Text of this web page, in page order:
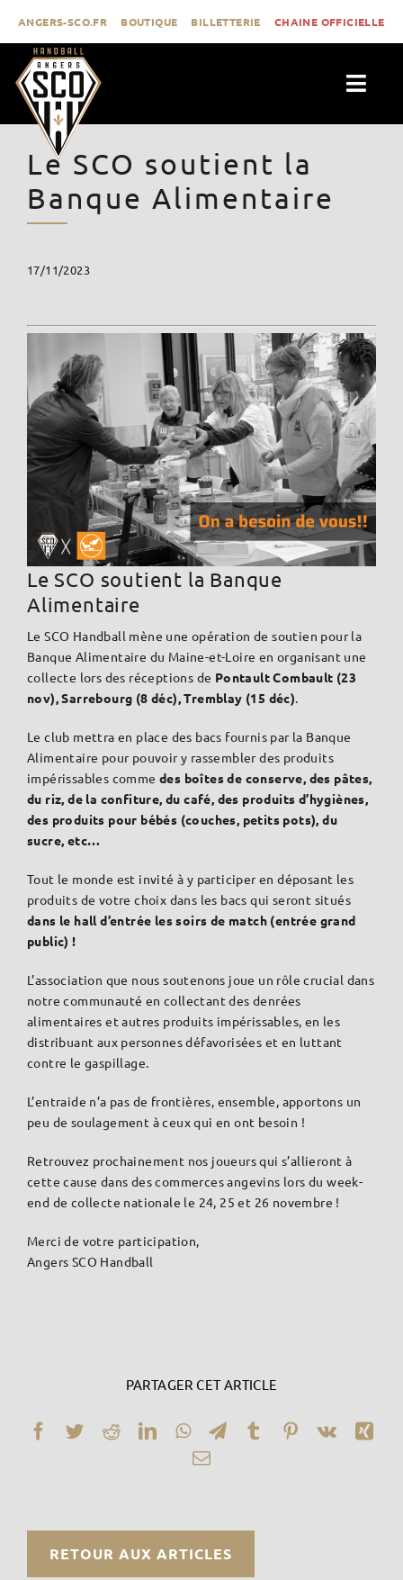
contenu
ANGERS-SCO.FR BOUTIQUE BILLETTERIE CHAINE OFFICIELLE
ACTUALITÉS
CLUB
PROLIGUE
Le SCO soutient la
Banque Alimentaire
17/11/2023
Le SCO soutient la Banque
Alimentaire
Le SCO Handball mène une opération de soutien pour la
Banque Alimentaire du Maine-et-Loire en organisant une
collecte lors des réceptions de Pontault Combault (23
nov), Sarrebourg (8 déc), Tremblay (15 déc).
Le club mettra en place des bacs fournis par la Banque
Alimentaire pour pouvoir y rassembler des produits
impérissables comme des boîtes de conserve, des pâtes,
du riz, de la confiture, du café, des produits d’hygiènes,
des produits pour bébés (couches, petits pots), du
sucre, etc…
Tout le monde est invité à y participer en déposant les
produits de votre choix dans les bacs qui seront situés
dans le hall d’entrée les soirs de match (entrée grand
public) !
L’association que nous soutenons joue un rôle crucial dans
notre communauté en collectant des denrées
alimentaires et autres produits impérissables, en les
distribuant aux personnes défavorisées et en luttant
contre le gaspillage.
L’entraide n’a pas de frontières, ensemble, apportons un
peu de soulagement à ceux qui en ont besoin !
Retrouvez prochainement nos joueurs qui s’allieront à
cette cause dans des commerces angevins lors du week-
end de collecte nationale le 24, 25 et 26 novembre !
Merci de votre participation,
Angers SCO Handball
PARTAGER CET ARTICLE
Facebook
TwitterRedditLinkedInWhatsAppTelegram
TumblrPinterest
Vk
Email
RETOUR AUX ARTICLES